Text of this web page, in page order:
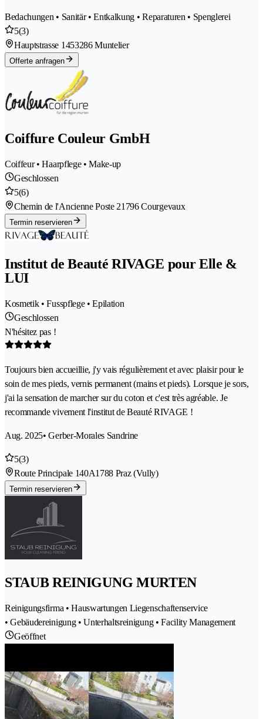
Bedachungen • Sanitär • Entkalkung • Reparaturen • Spenglerei
5(3)
Hauptstrasse 1453286 Muntelier
Offerte anfragen
Coiffure Couleur GmbH
Coiffeur • Haarpflege • Make-up
Geschlossen
5(6)
Chemin de l'Ancienne Poste 21796 Courgevaux
Termin reservieren
Institut de Beauté RIVAGE pour Elle &
LUI
Kosmetik • Fusspflege • Epilation
Geschlossen
N'hésitez pas !
Toujours bien accueillie, j'y vais régulièrement et avec plaisir pour le
soin de mes pieds, vernis permanent (mains et pieds). Lorsque je sors,
j'ai la sensation de marcher sur du coton et c'est très agréable. Je
recommande vivement l'institut de Beauté RIVAGE !
Aug. 2025• Gerber-Morales Sandrine
5(3)
Route Principale 140A1788 Praz (Vully)
Termin reservieren
STAUB REINIGUNG MURTEN
Reinigungsfirma • Hauswartungen Liegenschaftenservice
• Gebäudereinigung • Unterhaltsreinigung • Facility Management
Geöffnet